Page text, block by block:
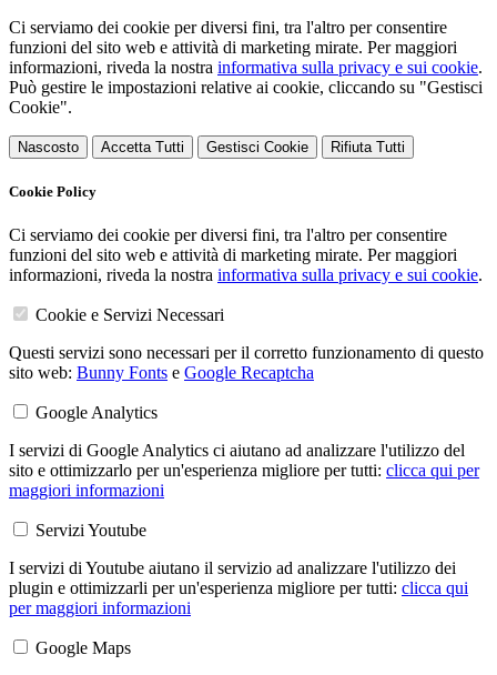
Ci serviamo dei cookie per diversi fini, tra l'altro per consentire
funzioni del sito web e attività di marketing mirate. Per maggiori
informazioni, riveda la nostra informativa sulla privacy e sui cookie.
Può gestire le impostazioni relative ai cookie, cliccando su "Gestisci
Cookie".
Nascosto Accetta Tutti Gestisci Cookie Rifiuta Tutti
Cookie Policy
Ci serviamo dei cookie per diversi fini, tra l'altro per consentire
funzioni del sito web e attività di marketing mirate. Per maggiori
informazioni, riveda la nostra informativa sulla privacy e sui cookie.
Cookie e Servizi Necessari
Questi servizi sono necessari per il corretto funzionamento di questo
sito web: Bunny Fonts e Google Recaptcha
Google Analytics
I servizi di Google Analytics ci aiutano ad analizzare l'utilizzo del
sito e ottimizzarlo per un'esperienza migliore per tutti: clicca qui per
maggiori informazioni
Servizi Youtube
I servizi di Youtube aiutano il servizio ad analizzare l'utilizzo dei
plugin e ottimizzarli per un'esperienza migliore per tutti: clicca qui
per maggiori informazioni
Google Maps